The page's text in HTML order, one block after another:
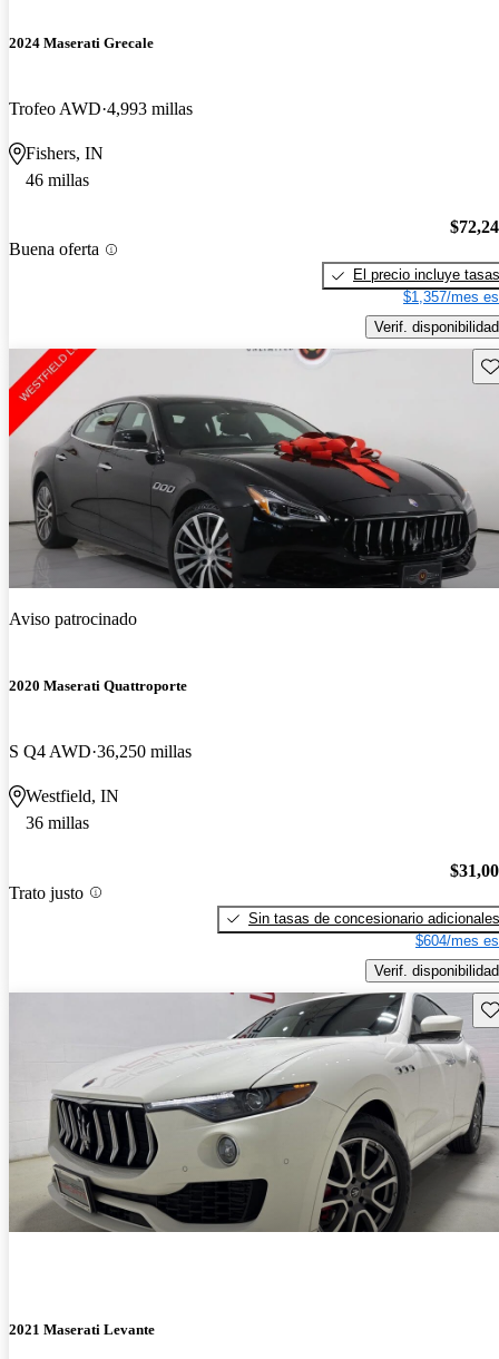
2024 Maserati Grecale
Trofeo AWD 4,993 millas
Fishers, IN
46 millas
Buena oferta
El precio incluye tasas
$1,357/mes
Verif. disponibilidad
Aviso patrocinado
2020 Maserati Quattroporte
S Q4 AWD 36,250 millas
Westfield, IN
36 millas
Trato justo
Sin tasas de concesionario adicionales
$604/mes
Verif. disponibilidad
2021 Maserati Levante